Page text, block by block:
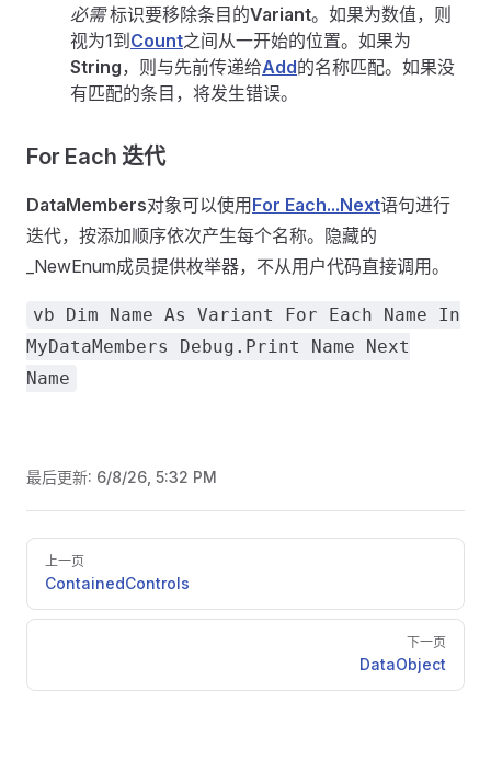
必需标识要移除条目的Variant。如果为数值，则
视为1到 Count之间从一开始的位置。如果为
String，则与先前传递给Add的名称匹配。如果没
有匹配的条目，将发生错误。
For Each 迭代
DataMembers对象可以使用 For Each...Next语句进行
迭代，按添加顺序依次产生每个名称。隐藏的
_NewEnum成员提供枚举器，不从用户代码直接调用。
vb Dim Name As Variant For Each Name In
MyDataMembers Debug.Print Name Next
Name
最后更新: 6/8/26, 5:32 PM
Pager
上一页
ContainedControls
下一页
DataObject